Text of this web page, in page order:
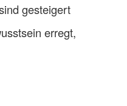
gesteigert
erregt,